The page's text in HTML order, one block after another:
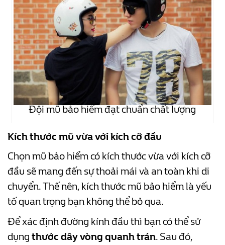
Đội mũ bảo hiểm đạt chuẩn chất lượng
Kích thước mũ vừa với kích cỡ đầu
Chọn mũ bảo hiểm có kích thước vừa với kích cỡ
đầu sẽ mang đến sự thoải mái và an toàn khi di
chuyển. Thế nên, kích thước mũ bảo hiểm là yếu
tố quan trọng bạn không thể bỏ qua.
Để xác định đường kính đầu thì bạn có thể sử
dụng thước dây vòng quanh trán. Sau đó,